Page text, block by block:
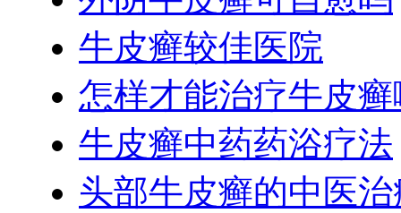
牛皮癣较佳医院
怎样才能治疗牛皮癣
牛皮癣中药药浴疗法
头部牛皮癣的中医